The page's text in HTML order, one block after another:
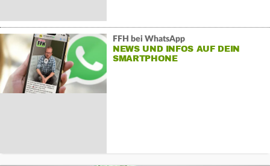
FFH bei WhatsApp
NEWS UND INFOS AUF DEIN
SMARTPHONE